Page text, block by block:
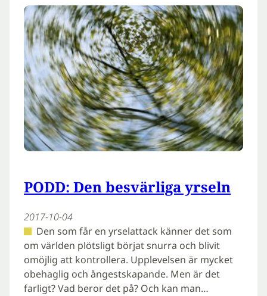
PODD: Den besvärliga yrseln
2017-10-04
Den som får en yrselattack känner det som
om världen plötsligt börjat snurra och blivit
omöjlig att kontrollera. Upplevelsen är mycket
obehaglig och ångestskapande. Men är det
farligt? Vad beror det på? Och kan man…